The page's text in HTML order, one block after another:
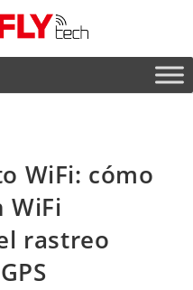
WiFi: cómo
WiFi
rastreo